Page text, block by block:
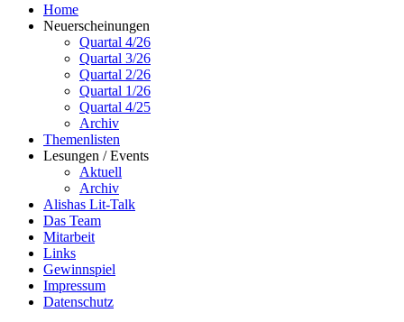
Home
Neuerscheinungen
Quartal 4/26
Quartal 3/26
Quartal 2/26
Quartal 1/26
Quartal 4/25
Archiv
Themenlisten
Lesungen / Events
Aktuell
Archiv
Alishas Lit-Talk
Das Team
Mitarbeit
Links
Gewinnspiel
Impressum
Datenschutz